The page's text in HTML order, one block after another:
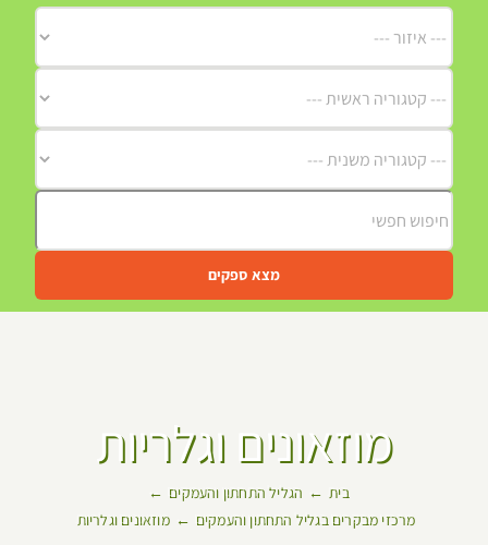
מצא ספקים
מוזאונים וגלריות
בית
הגליל התחתון והעמקים
מרכזי מבקרים בגליל התחתון והעמקים
מוזאונים וגלריות